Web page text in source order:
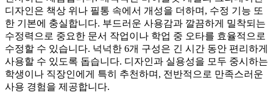
디자인은 책상 위나 필통 속에서 개성을 더하며, 수정 기능 또
한 기본에 충실합니다. 부드러운 사용감과 깔끔하게 밀착되는
수정력으로 중요한 문서 작업이나 학업 중 오타를 효율적으로
수정할 수 있습니다. 넉넉한 6개 구성은 긴 시간 동안 편리하게
사용할 수 있도록 돕습니다. 디자인과 실용성을 모두 중시하는
학생이나 직장인에게 특히 추천하며, 전반적으로 만족스러운
사용 경험을 제공합니다.